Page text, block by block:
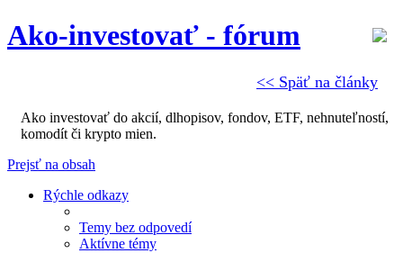
<< Späť na články
Ako-investovať - fórum
Ako investovať do akcií, dlhopisov, fondov, ETF, nehnuteľností,
komodít či krypto mien.
Prejsť na obsah
Rýchle odkazy
Temy bez odpovedí
Aktívne témy